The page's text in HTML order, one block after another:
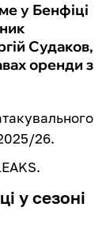
у Бенфіці
Судаков,
оренди з
26.
у сезоні